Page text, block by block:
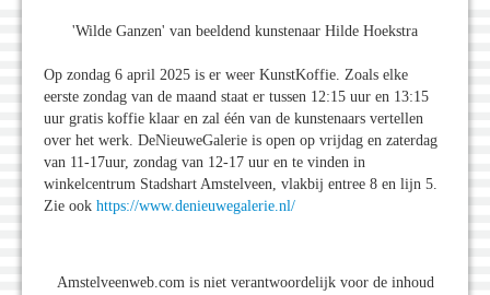
'Wilde Ganzen' van beeldend kunstenaar Hilde Hoekstra
Op zondag 6 april 2025 is er weer KunstKoffie. Zoals elke
eerste zondag van de maand staat er tussen 12:15 uur en 13:15
uur gratis koffie klaar en zal één van de kunstenaars vertellen
over het werk. DeNieuweGalerie is open op vrijdag en zaterdag
van 11-17uur, zondag van 12-17 uur en te vinden in
winkelcentrum Stadshart Amstelveen, vlakbij entree 8 en lijn 5.
Zie ook https://www.denieuwegalerie.nl/
Amstelveenweb.com is niet verantwoordelijk voor de inhoud